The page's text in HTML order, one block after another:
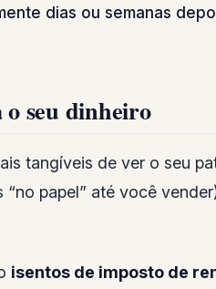
dias ou semanas
seu dinheiro
tangíveis de ver o seu
papel” até você
isentos de imposto de